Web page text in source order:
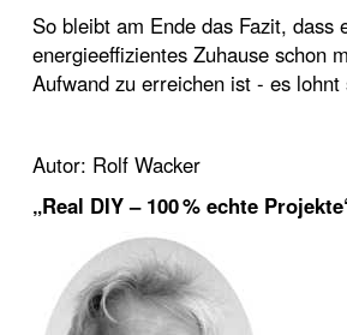
So bleibt am Ende das Fazit, dass
energieeffizientes Zuhause schon
Aufwand zu erreichen ist - es lohnt
Autor: Rolf Wacker
„Real DIY – 100 % echte